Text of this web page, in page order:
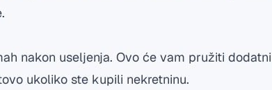
nakon useljenja. Ovo će vam pružiti dodatni
ukoliko ste kupili nekretninu.